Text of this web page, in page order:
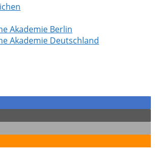
Akademie Berlin
Akademie Deutschland